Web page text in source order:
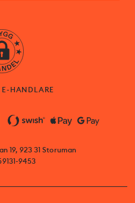
E-HANDLARE
19, 923 31 Storuman
9453